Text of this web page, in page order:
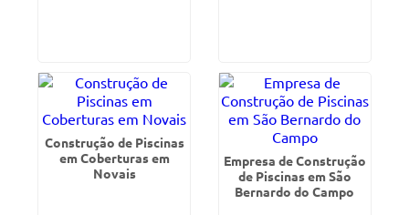
Construção de Piscinas
em Coberturas em
Novais
Empresa de Construção
de Piscinas em São
Bernardo do Campo